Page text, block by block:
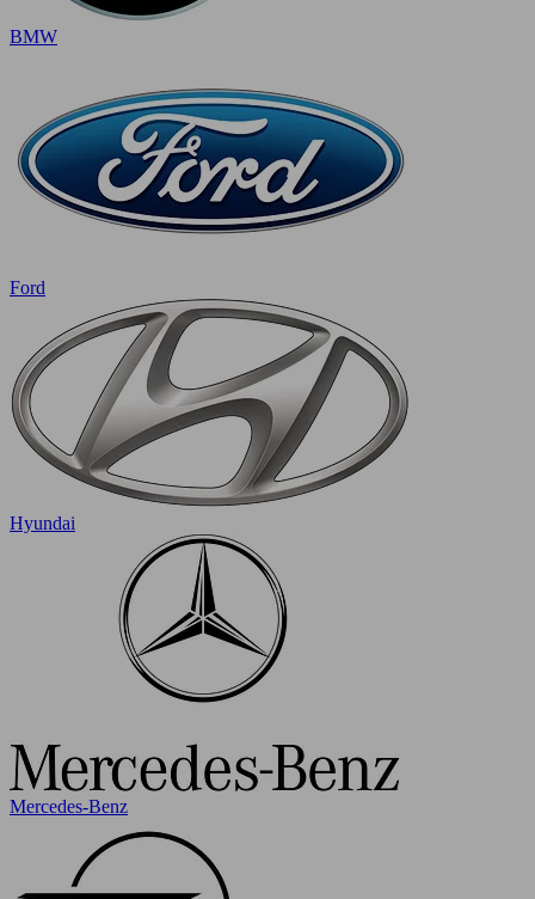
BMW
Ford
Hyundai
Mercedes-Benz